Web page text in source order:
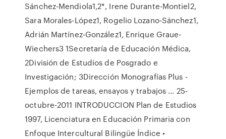
Sánchez-Mendiola1,2*, Irene Durante-Montiel2,
Sara Morales-López1, Rogelio Lozano-Sánchez1,
Adrián Martínez-González1, Enrique Graue-
Wiechers3 1Secretaría de Educación Médica,
2División de Estudios de Posgrado e
Investigación; 3Dirección Monografías Plus -
Ejemplos de tareas, ensayos y trabajos ... 25-
octubre-2011 INTRODUCCION Plan de Estudios
1997, Licenciatura en Educación Primaria con
Enfoque Intercultural Bilingüe Índice •